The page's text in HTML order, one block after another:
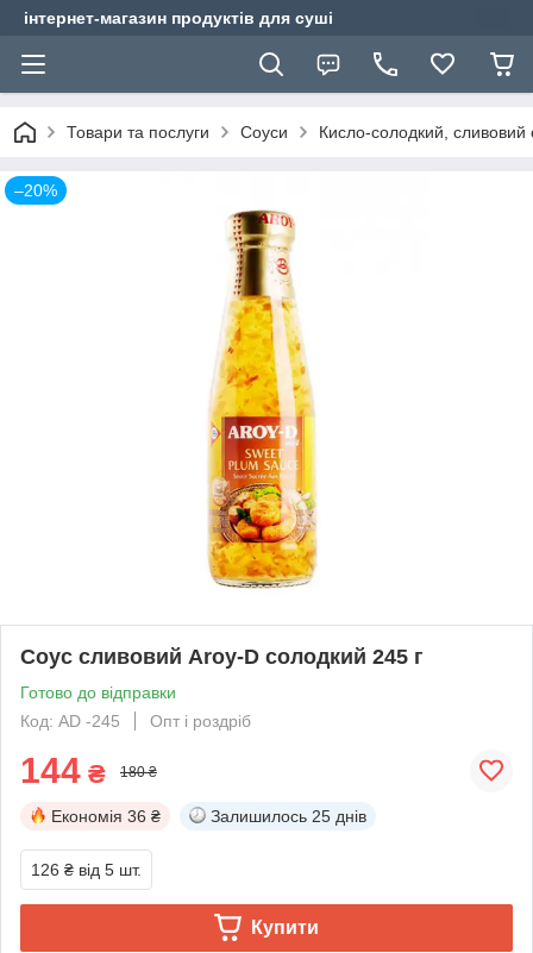
інтернет-магазин продуктів для суші
Товари та послуги Соуси Кисло-солодкий, сливовий
–20%
Соус сливовий Aroy-D солодкий 245 г
Готово до відправки
Код: AD -245
Опт і роздріб
144 ₴ 180 ₴
Економія 36 ₴ Залишилось 25 днів
126 ₴ від 5 шт.
Купити